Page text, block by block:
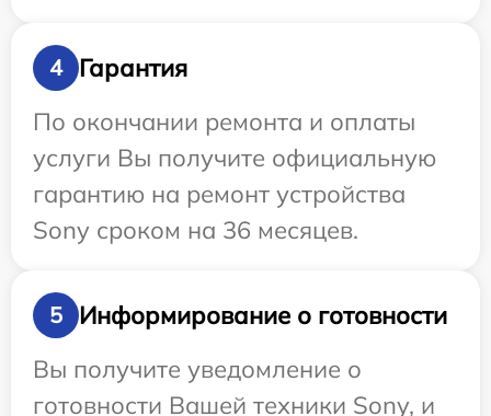
4
Гарантия
По окончании ремонта и оплаты
услуги Вы получите официальную
гарантию на ремонт устройства
Sony сроком на 36 месяцев.
5
Информирование о готовности
Вы получите уведомление о
готовности Вашей техники Sony, и